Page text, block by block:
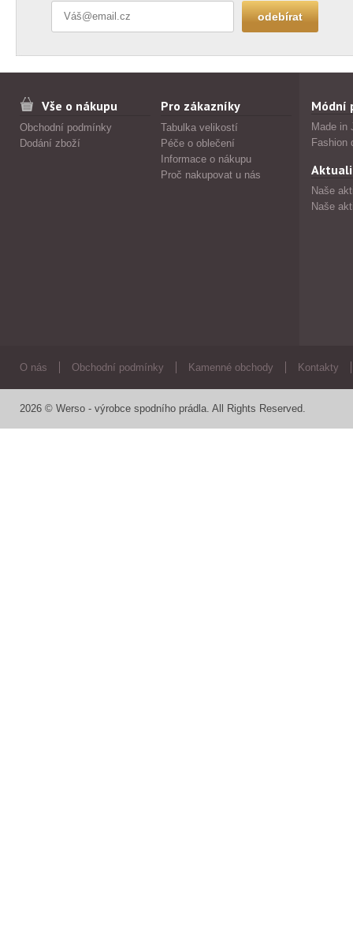
Vše o nákupu
Obchodní podmínky
Dodání zboží
Pro zákazníky
Tabulka velikostí
Péče o oblečení
Informace o nákupu
Proč nakupovat u nás
Módní
Made in
Fashion
Naše
Naše
O nás Obchodní podmínky Kamenné obchody Kontakty
2026 © Werso - výrobce spodního prádla. All Rights Reserved.